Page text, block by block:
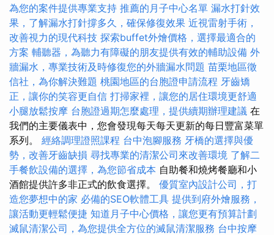
為您的案件提供專業支持 推薦的月子中心名單 漏水打針效
果，了解漏水打針撐多久，確保修復效果 近視雷射手術，
改善視力的現代科技 探索buffet外燴價格，選擇最適合的
方案 輔聽器，為聽力有障礙的朋友提供有效的輔助設備 外
牆漏水，專業技術及時修復您的外牆漏水問題 苗栗地區徵
信社，為你解決難題 桃園地區的台胞證申請流程 牙齒矯
正，讓你的笑容更自信 打掃家裡，讓您的居住環境更舒適
小腿放鬆按摩 台胞證過期怎麼處理，提供續期辦理建議 在
我們的主要儀表中，您會發現每天每天更新的每日豐富菜單
系列。 經絡調理證照課程 台中泡腳服務 牙橋的選擇與優
勢，改善牙齒缺損 尋找專業的清潔公司來改善環境 了解二
手餐飲設備的選擇，為您節省成本 自助餐和燒烤餐廳和小
酒館提供許多非正式的飲食選擇。 優質室內設計公司，打
造您夢想中的家 必備的SEO軟體工具 提供到府外燴服務，
讓活動更輕鬆便捷 知道月子中心價格，讓您更有預算計劃
滅鼠清潔公司，為您提供全方位的滅鼠清潔服務 台中按摩